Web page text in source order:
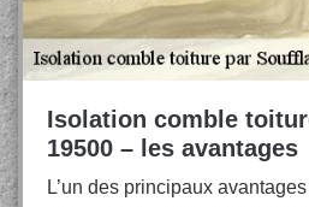
Isolation comble
19500 – les avantages
L’un des principaux